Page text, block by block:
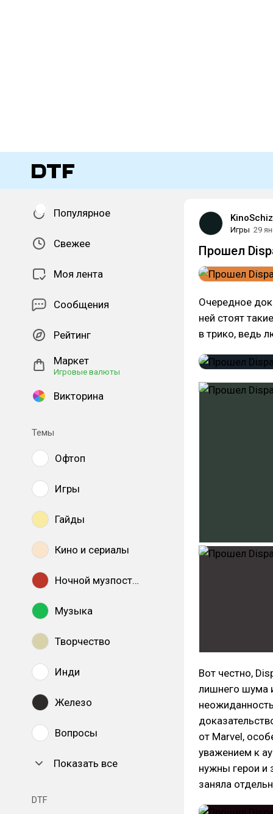
Популярное
Свежее
Моя лента
Сообщения
Рейтинг
Маркет
Игровые валюты
Викторина
Темы
Офтоп
Игры
Гайды
Кино и сериалы
Ночной музпостинг
Музыка
Творчество
Инди
Железо
Вопросы
Показать все
DTF
Игры 29
Прошел
Очередное
ней стоят
в трико, ведь
Вот честно,
лишнего шума
от Marvel,
уважением к
нужны герои и
заняла